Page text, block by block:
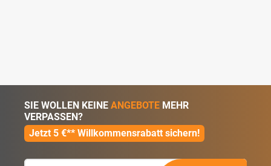
SIE WOLLEN KEINE ANGEBOTE MEHR
VERPASSEN?
Jetzt 5 €** Willkommensrabatt sichern!